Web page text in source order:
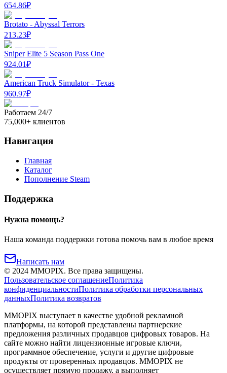
654.86₽
Brotato - Abyssal Terrors
213.23₽
Sniper Elite 5 Season Pass One
924.01₽
American Truck Simulator - Texas
960.97₽
Работаем 24/7
75,000+ клиентов
Навигация
Главная
Каталог
Пополнение Steam
Поддержка
Нужна помощь?
Наша команда поддержки готова помочь вам в любое время
Написать нам
© 2024 MMOPIX. Все права защищены.
Пользовательское соглашениеПолитика
конфиденциальностиПолитика обработки персональных
данныхПолитика возвратов
MMOPIX выступает в качестве удобной рекламной
платформы, на которой представлены партнерские
предложения различных продавцов цифровых товаров. На
сайте можно найти лицензионные игровые ключи,
программное обеспечение, услуги и другие цифровые
продукты от проверенных продавцов. MMOPIX не
осуществляет прямую продажу, а выполняет